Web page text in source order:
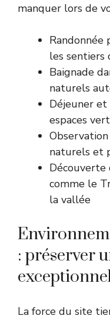
manquer lors de
les sentiers
Baignade
naturels
Déjeuner
espaces
naturels et
Découverte
comme le
la vallée
: préserver
La force du site